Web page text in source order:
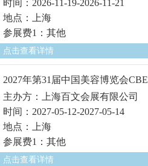
时间：2026-11-19-2026-11-21
地点：上海
参展费1：其他
点击查看详情
2027年第31届中国美容博览会CBE
主办方：上海百文会展有限公司
时间：2027-05-12-2027-05-14
地点：上海
参展费1：其他
点击查看详情